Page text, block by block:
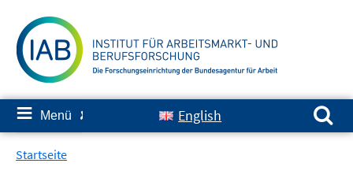
zum
Inhalt
≡ Menü ✘ English
Suchen nach:
Startseite